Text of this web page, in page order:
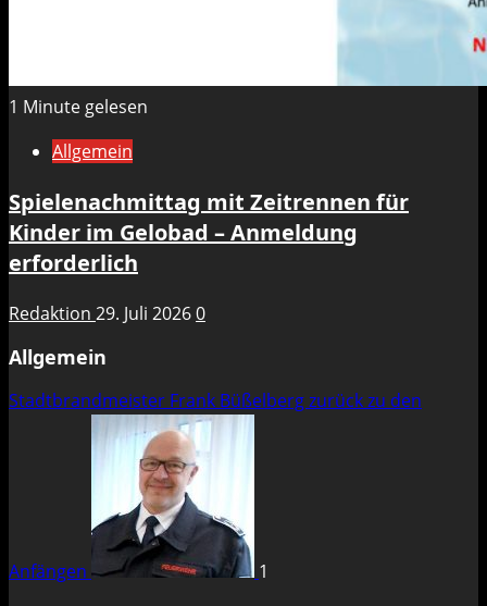
1 Minute gelesen
Allgemein
Spielenachmittag mit Zeitrennen für
Kinder im Gelobad – Anmeldung
erforderlich
Redaktion 29. Juli 20260
Allgemein
Stadtbrandmeister Frank Büßelberg zurück zu den
Anfängen
1